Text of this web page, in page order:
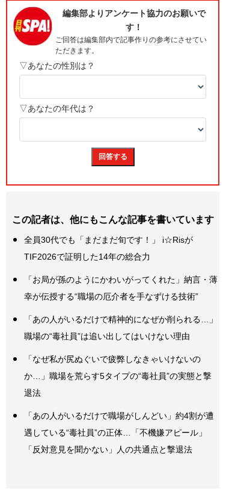
この記者は、他にもこんな記事を書いています
全員30代でも「まだまだ旬です！」 i☆Risが
TIF2026で証明した14年の総合力
「お局が孫のようにかわいがってくれた」納言・薄
幸が伝授する“職場の厄介者を手なずける技術”
「あの人がいるだけで精神的になぜか削られる…」
職場の“毒社員”は追い出してはいけない理由
「なぜ私が尻ぬぐいで疲弊しなきゃいけないの
か…」職場を荒らす5タイプの“毒社員”の実態と撃
退法
「あの人がいるだけで職場がしんどい」約4割が遭
遇している“毒社員”の正体…「不機嫌アピール」
「反対意見を聞かない」人の共通点と撃退法